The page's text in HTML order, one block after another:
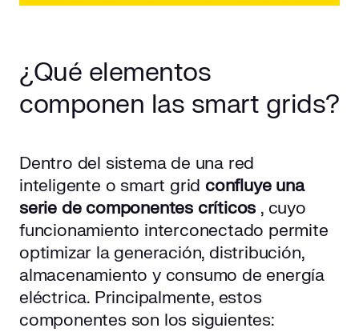
¿Qué elementos
componen las smart grids?
Dentro del sistema de una red
inteligente o smart grid confluye una
serie de componentes críticos , cuyo
funcionamiento interconectado permite
optimizar la generación, distribución,
almacenamiento y consumo de energía
eléctrica. Principalmente, estos
componentes son los siguientes: